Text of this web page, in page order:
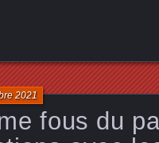
fous du
2021